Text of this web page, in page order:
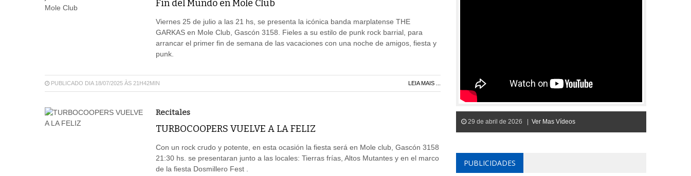
Fin del Mundo en Mole Club
Viernes 25 de julio a las 21 hs, se presenta la icónica banda marplatense THE
GARKAS en Mole Club, Gascón 3158. Fieles a su estilo de punk rock barrial, para
arrancar el primer fin de semana de las vacaciones con una noche de amigos, fiesta y
punk.
PUBLICADO DIA 18/07/2025 ÀS 21H42MIN LEIA MAIS ...
Recitales
TURBOCOOPERS VUELVE A LA FELIZ
Con un rock crudo y potente, en esta ocasión la fiesta será en Mole club, Gascón 3158
21:30 hs. se presentaran junto a las locales: Tierras frías, Altos Mutantes y en el marco
de la fiesta Dosmillero Fest .
29 de abril de 2026 | Ver Mas Vídeos
PUBLICIDADES